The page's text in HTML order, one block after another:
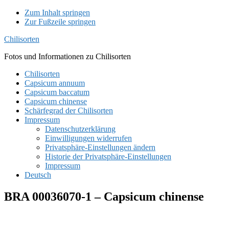
Zum Inhalt springen
Zur Fußzeile springen
Chilisorten
Fotos und Informationen zu Chilisorten
Chilisorten
Capsicum annuum
Capsicum baccatum
Capsicum chinense
Schärfegrad der Chilisorten
Impressum
Datenschutzerklärung
Einwilligungen widerrufen
Privatsphäre-Einstellungen ändern
Historie der Privatsphäre-Einstellungen
Impressum
Deutsch
BRA 00036070-1 – Capsicum chinense